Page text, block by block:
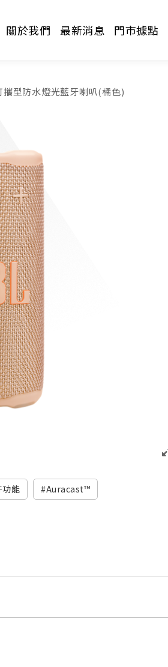
關於我們 最新消息 門市據點
攜型防水燈光藍牙喇叭(橘色)
功能 Auracast™